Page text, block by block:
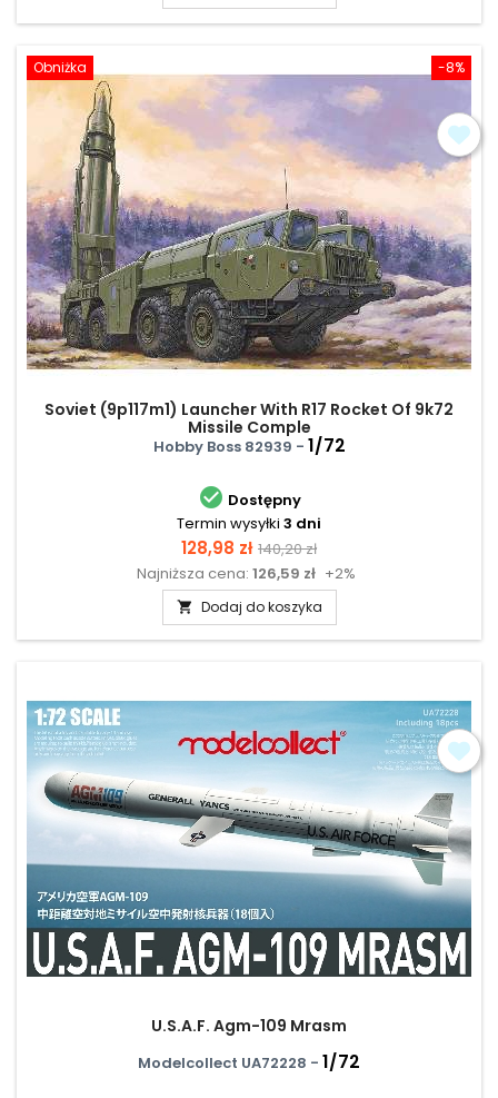
-8%
Obniżka
Soviet (9p117m1) Launcher With R17 Rocket Of 9k72
Missile Comple
Hobby Boss 82939 - 1/72
 Dostępny
Termin wysyłki 3 dni
Cena
128,98 zł Cena
podstawowa
140,20 zł
Najniższa cena: 126,59 zł +2%
 Dodaj do koszyka
U.S.A.F. Agm-109 Mrasm
Modelcollect UA72228 - 1/72